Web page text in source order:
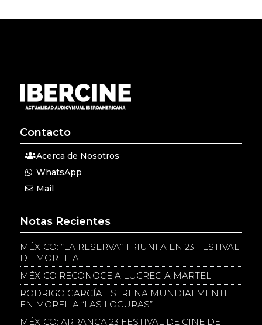
Contacto
Acerca de Nosotros
WhatsApp
Mail
Notas Recientes
MÉXICO: “LA RESERVA” TRIUNFA EN 23 FESTIVAL
DE MORELIA
MÉXICO RECONOCE A LUCRECIA MARTEL
RODRIGO GARCÍA ESTRENA MUNDIALMENTE
EN MORELIA “LAS LOCURAS”
MÉXICO: ARRANCA 23 FESTIVAL DE CINE DE